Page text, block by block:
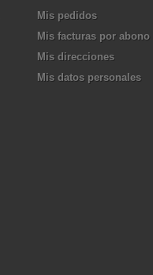
Mis pedidos
Mis facturas por abono
Mis direcciones
Mis datos personales